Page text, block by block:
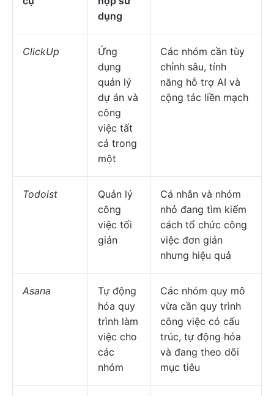
dụng
ClickUp
Ứng
dụng
quản lý
dự án và
công
việc tất
cả trong
một
Các nhóm cần tùy
chỉnh sâu, tính
năng hỗ trợ AI và
cộng tác liền mạch
Todoist
Quản lý
công
việc tối
giản
Cá nhân và nhóm
nhỏ đang tìm kiếm
cách tổ chức công
việc đơn giản
nhưng hiệu quả
Asana
Tự động
hóa quy
trình làm
việc cho
các
nhóm
Các nhóm quy mô
vừa cần quy trình
công việc có cấu
trúc, tự động hóa
và đang theo dõi
mục tiêu